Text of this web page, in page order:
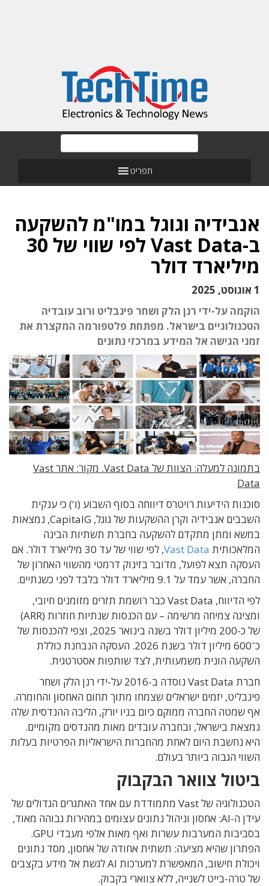
תפריט
אנבידיה וגוגל במו"מ להשקעה
ב-Vast Data לפי שווי של 30
מיליארד דולר
1 אוגוסט, 2025
הוקמה על-ידי רנן הלק ושחר פינבליט ורוב עובדיה
הטכנולוגיים בישראל. מפתחת פלטפורמה המקצרת את
זמני הגישה אל המידע במרכזי נתונים
בתמונה למעלה: הצוות של Vast Data. מקור: אתר Vast
Data
סוכנות הידיעות רויטרס דיווחה בסוף השבוע (ו') כי ענקית
השבבים אנבידיה וקרן ההשקעות של גוגל, CapitalG, נמצאות
במשא ומתן מתקדם להשקעה בחברת תשתיות הבינה
המלאכותית Vast Data
, לפי שווי של עד 30 מיליארד דולר. אם
העסקה תצא לפועל, מדובר בזינוק דרמטי מהשווי האחרון של
החברה, אשר עמד על 9.1 מיליארד דולר בלבד לפני כשנתיים.
לפי הדיווח, Vast Data כבר רושמת תזרים מזומנים חיובי,
ומציגה צמיחה מרשימה – עם הכנסות שנתיות חוזרות (ARR)
של כ-200 מיליון דולר בשנה בינואר 2025, וצפי להכנסות של
כ־600 מיליון דולר בשנת 2026. העסקה הנבחנת כוללת
השקעה הונית משמעותית, לצד שותפות אסטרטגית.
חברת Vast Data נוסדה ב-2016 על-ידי רנן הלק ושחר
פינבליט, יזמים ישראלים שצמחו מתוך תחום האחסון והחומרה.
אף שמטה החברה ממוקם כיום בניו יורק, הליבה ההנדסית שלה
נמצאת בישראל, ובחברה עובדים מאות מהנדסים מקומיים.
היא נחשבת היום לאחת מהחברות הישראליות הפרטיות בעלות
השווי הגבוה ביותר בעולם.
ביטול צוואר הבקבוק
הטכנולוגיה של Vast מתמודדת עם אחד האתגרים הגדולים של
עידן ה-AI: אחסון וניהול נתונים עצומים במהירות גבוהה מאוד,
בסביבות המערבות עשרות ואף מאות אלפי מעבדי GPU.
הפתרון שהיא מציעה: תשתית אחודה של אחסון, מסד נתונים
ויכולת חישוב, המאפשרת למערכות AI לגשת אל מידע בקצבים
של טרה-בייט לשנייה, ללא צווארי בקבוק.